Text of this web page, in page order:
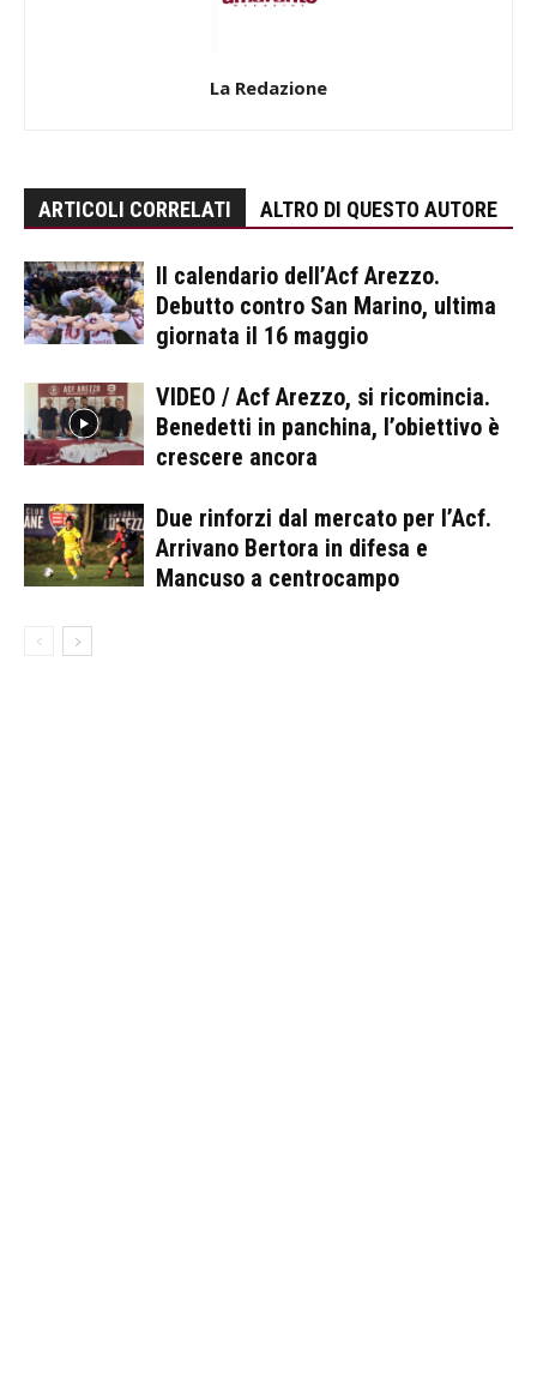
La Redazione
ARTICOLI CORRELATI ALTRO DI QUESTO AUTORE
Il calendario dell’Acf Arezzo.
Debutto contro San Marino, ultima
giornata il 16 maggio
VIDEO / Acf Arezzo, si ricomincia.
Benedetti in panchina, l’obiettivo è
crescere ancora
Due rinforzi dal mercato per l’Acf.
Arrivano Bertora in difesa e
Mancuso a centrocampo